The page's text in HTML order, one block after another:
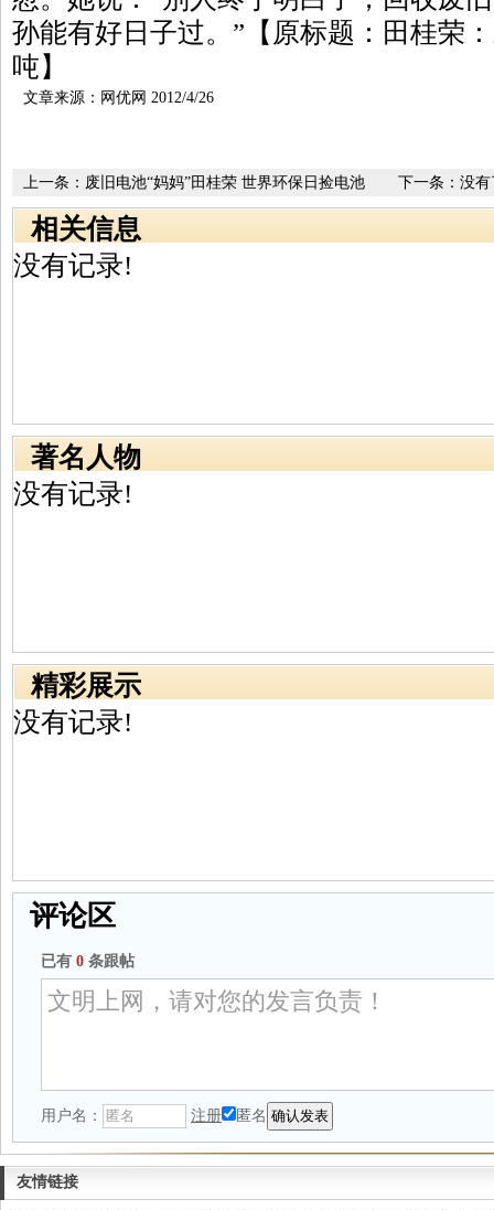
孙能有好日子过。”【原标题：田桂荣
吨】
文章来源：网优网 2012/4/26
下一条：没有
上一条： 废旧电池“妈妈”田桂荣 世界环保日捡电池
相关信息
没有记录!
著名人物
没有记录!
精彩展示
没有记录!
评论区
已有 0 条跟帖
用户名： 注册 匿名
友情链接